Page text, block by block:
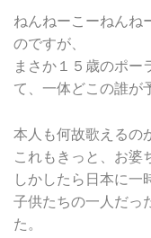
ねんねーこーねんね
のですが、
まさか１５歳のポー
て、一体どこの誰が
本人も何故歌えるの
これもきっと、お婆
しかしたら日本に一
子供たちの一人だっ
た。